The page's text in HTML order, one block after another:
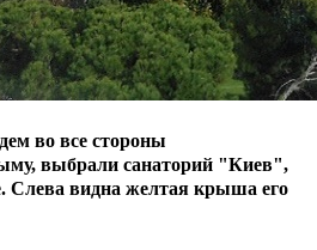
во все стороны
выбрали санаторий "Киев",
Слева видна желтая крыша его